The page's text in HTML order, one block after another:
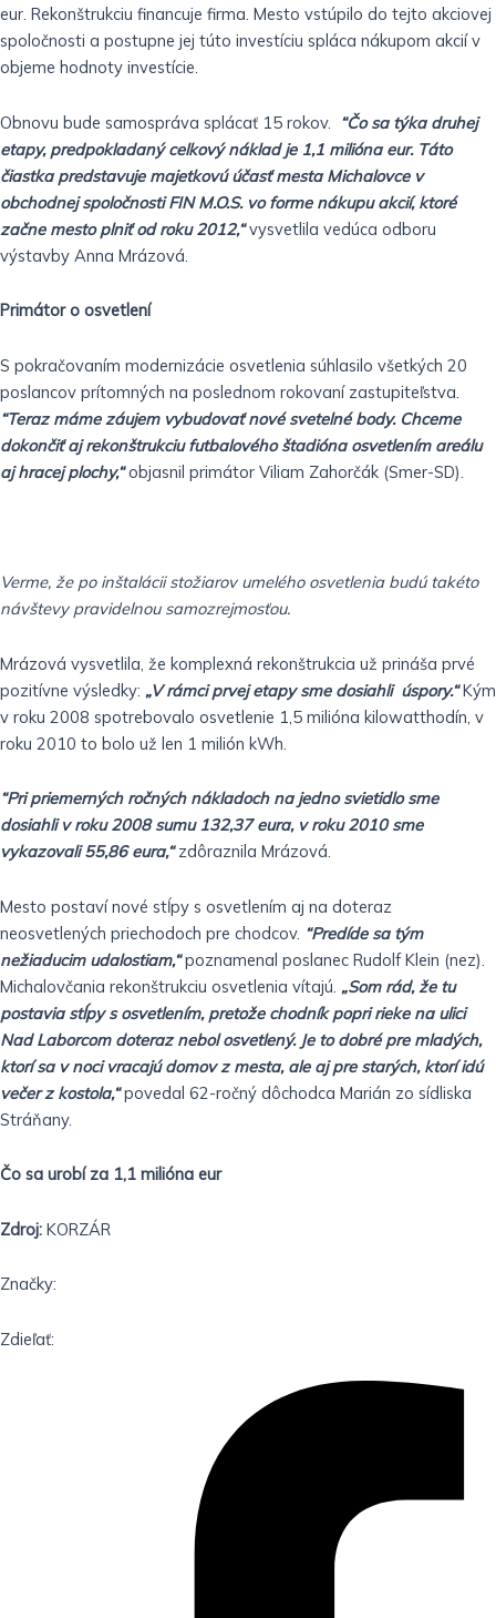
eur. Rekonštrukciu financuje firma. Mesto vstúpilo do tejto akciovej
spoločnosti a postupne jej túto investíciu spláca nákupom akcií v
objeme hodnoty investície.
Obnovu bude samospráva splácať 15 rokov. “Čo sa týka druhej
etapy, predpokladaný celkový náklad je 1,1 milióna eur. Táto
čiastka predstavuje majetkovú účasť mesta Michalovce v
obchodnej spoločnosti FIN M.O.S. vo forme nákupu akcií, ktoré
začne mesto plniť od roku 2012,“vysvetlila vedúca odboru
výstavby Anna Mrázová.
Primátor o osvetlení
S pokračovaním modernizácie osvetlenia súhlasilo všetkých 20
poslancov prítomných na poslednom rokovaní zastupiteľstva.
“Teraz máme záujem vybudovať nové svetelné body. Chceme
dokončiť aj rekonštrukciu futbalového štadióna osvetlením areálu
aj hracej plochy,“objasnil primátor Viliam Zahorčák (Smer-SD).
Verme, že po inštalácii stožiarov umelého osvetlenia budú takéto
návštevy pravidelnou samozrejmosťou.
Mrázová vysvetlila, že komplexná rekonštrukcia už prináša prvé
pozitívne výsledky: „V rámci prvej etapy sme dosiahli úspory.“Kým
v roku 2008 spotrebovalo osvetlenie 1,5 milióna kilowatthodín, v
roku 2010 to bolo už len 1 milión kWh.
“Pri priemerných ročných nákladoch na jedno svietidlo sme
dosiahli v roku 2008 sumu 132,37 eura, v roku 2010 sme
vykazovali 55,86 eura,“zdôraznila Mrázová.
Mesto postaví nové stĺpy s osvetlením aj na doteraz
neosvetlených priechodoch pre chodcov. “Predíde sa tým
nežiaducim udalostiam,“poznamenal poslanec Rudolf Klein (nez).
Michalovčania rekonštrukciu osvetlenia vítajú. „Som rád, že tu
postavia stĺpy s osvetlením, pretože chodník popri rieke na ulici
Nad Laborcom doteraz nebol osvetlený. Je to dobré pre mladých,
ktorí sa v noci vracajú domov z mesta, ale aj pre starých, ktorí idú
večer z kostola,“povedal 62-ročný dôchodca Marián zo sídliska
Stráňany.
Čo sa urobí za 1,1 milióna eur
Zdroj: KORZÁR
Značky:
Zdieľať: